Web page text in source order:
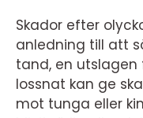
Skador efter
anledning till att
tand, en utslagen
lossnat kan ge
mot tunga eller